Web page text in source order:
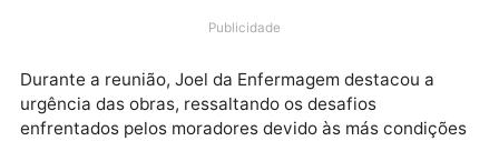
semana, ele levou as demandas de
da comunidade diretamente ao secretário adjunto da
Secretaria Municipal de Obras e Pavimentação